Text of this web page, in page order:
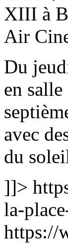
XIII à
Air
Du
en
avec
du
]]>
la-
https://